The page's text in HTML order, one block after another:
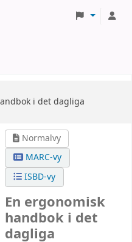
i det dagliga
Normalvy
MARC-vy
ISBD-vy
En ergonomisk
handbok i det
dagliga